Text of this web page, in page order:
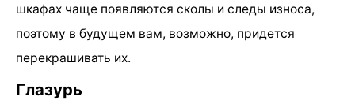
шкафах чаще появляются сколы и следы износа,
поэтому в будущем вам, возможно, придется
перекрашивать их.
Глазурь